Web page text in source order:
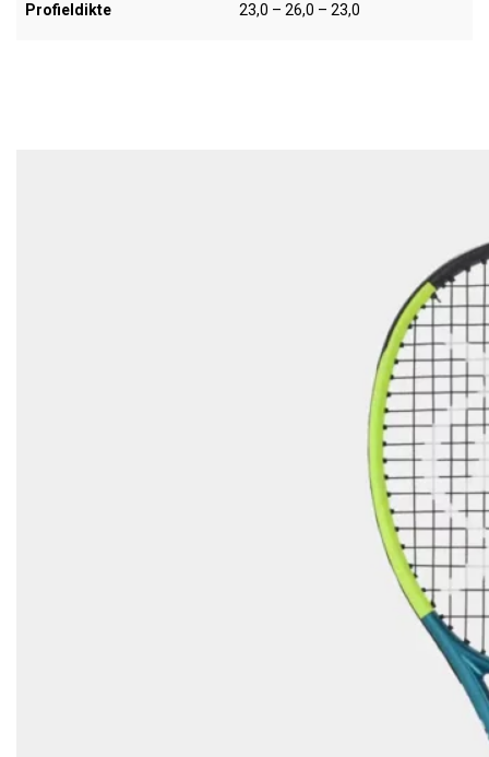
Profieldikte 23,0 – 26,0 – 23,0